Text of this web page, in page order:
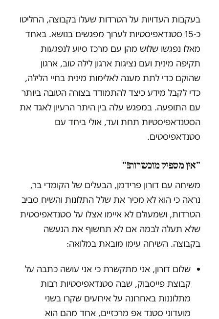
בעקבות העדויות על הטרדות שעלו בקבוצה, החליטו
כ-15 סטנדאפיסטיות לערוך מפגשים בנושא. באחד
מאלו נפגשו שלוש מהן עם מרכז סיוע לנפגעות
תקיפה מינית ועם נציגות ארגון לילה טוב, ארגון
שהוקם כדי לתת מענה לאלימות מינית בחיי הלילה,
כדי לקבל מידע כיצד להתמודד בצורה הטובה ביותר
עם התופעה. במפגש עלה בין היתר הרעיון לאגד את
הסטנדאפיסטיות תחת ועד, אולי ביחד עם
סטנדאפיסטים.
"אין מספיק מוכשרות!"
משיחה עם דורון פרידמן, הבעלים של הקומדי בר,
נראה כי הוא לא מכיר את שלל התלונות והשיח סביב
הטרדות, ושמעולם לא איימו אצלו על סטנדאפיסטית
שלא תעלה לבמה אם לא תחשוף את הנעשה
בקבוצה. השיחה עימו מובאת במלואה:
שלום דורון, אני מתקשרת כי אני עושה כתבה על
קבוצת פייסבוק, שבה סטנדאפיסטיות רבות
מתלוננות באחרונה על אירועים שקרו בשני
מועדוני סטנד אפ מרכזיים, אחד מהם הוא